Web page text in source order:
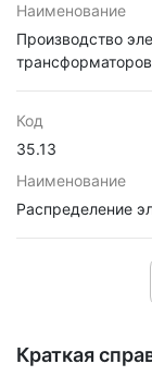
Наименование
Производство
Код
35.13
Наименование
Распределение
Краткая